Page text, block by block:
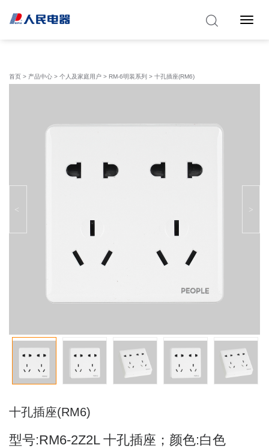
Toggle
首页 > 产品中心 > 个人及家庭用户 > RM-6明装系列 > ⼗孔插座(RM6)
⼗孔插座(RM6)
型号:RM6-2Z2L ⼗孔插座；颜色:白色